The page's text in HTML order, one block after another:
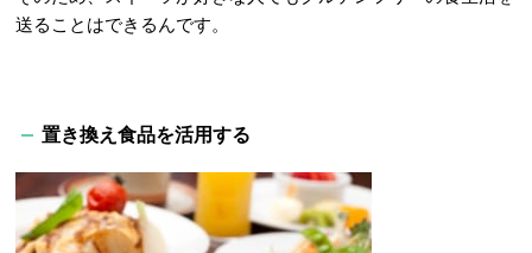
送ることはできるんです。
置き換え食品を活用する